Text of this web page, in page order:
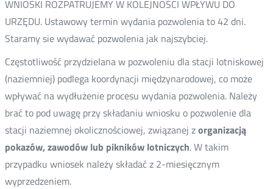
WNIOSKI ROZPATRUJEMY W KOLEJNOŚCI WPŁYWU DO
URZĘDU. Ustawowy termin wydania pozwolenia to 42 dni.
Staramy sie wydawać pozwolenia jak najszybciej.
Częstotliwość przydzielana w pozwoleniu dla stacji lotniskowej
(naziemniej) podlega koordynacji międzynarodowej, co może
wpływać na wydłużenie procesu wydania pozwolenia. Należy
brać to pod uwagę przy składaniu wniosku o pozwolenie dla
stacji naziemnej okolicznościowej, związanej zorganizacją
pokazów, zawodów lub pikników lotniczych. W takim
przypadku wniosek należy składać z 2-miesięcznym
wyprzedzeniem.